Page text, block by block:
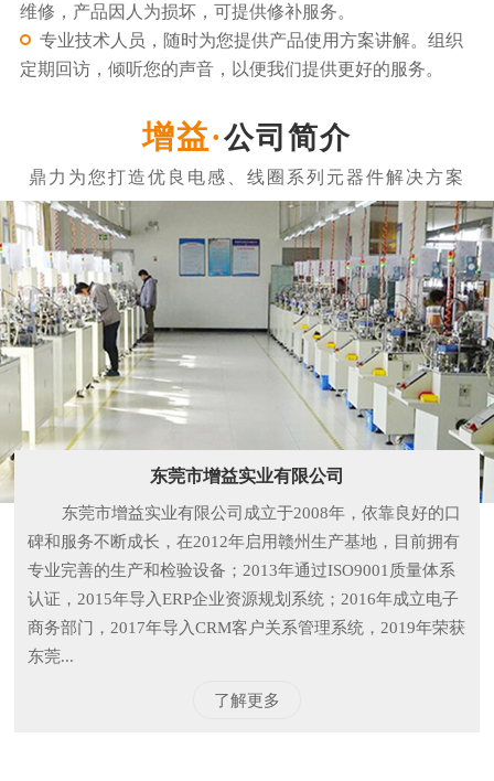
维修，产品因人为损坏，可提供修补服务。
专业技术人员，随时为您提供产品使用方案讲解。组织
定期回访，倾听您的声音，以便我们提供更好的服务。
公司简介
东莞市增益实业有限公司
东莞市增益实业有限公司成立于2008年，依靠良好的口
碑和服务不断成长，在2012年启用赣州生产基地，目前拥有
专业完善的生产和检验设备；2013年通过ISO9001质量体系
认证，2015年导入ERP企业资源规划系统；2016年成立电子
商务部门，2017年导入CRM客户关系管理系统，2019年荣获
东莞...
了解更多